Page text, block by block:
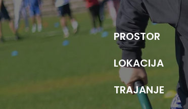
PROSTOR
LOKACIJA
TRAJANJE